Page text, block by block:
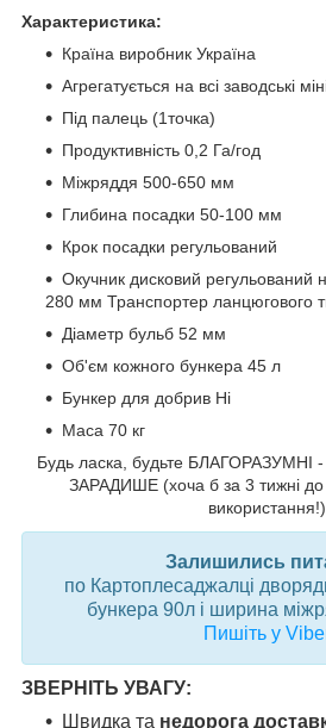
Характеристика:
Країна виробник Україна
Агрегатується на всі заводські
Під палець (1точка)
Продуктивність 0,2 Га/год
Міжряддя 500-650 мм
Глибина посадки 50-100 мм
Крок посадки регульований
Окучник дисковий регульований
280 мм Транспортер ланцюгового
Діаметр бульб 52 мм
Об'єм кожного бункера 45 л
Бункер для добрив Ні
Маса 70 кг
Будь ласка, будьте
ЗАРАДИШЕ (хоча б за 3 тижні до
використання!)
Залишились
по Картоплесаджалці
бункера 90л і ширина
Пишіть у
ЗВЕРНІТЬ УВАГУ:
Швидка та недорога